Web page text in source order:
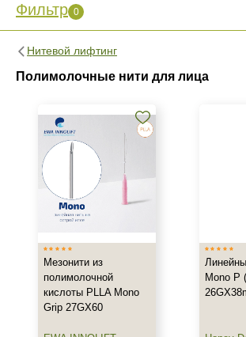
Фильтр 0
Нитевой лифтинг
Полимолочные нити для лица
Фильтр 0
EWA INNOLIFT
Honey Derma Thread
Страна
Южная Корея
Тип товара
Мезонити
Действие
Мезонити из
полимолочной
кислоты PLLA Mono
Grip 27GX60
Mono P